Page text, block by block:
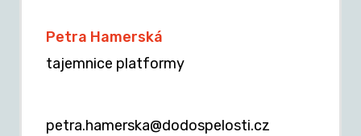
Petra Hamerská
tajemnice platformy
petra.hamerska@dodospelosti.cz